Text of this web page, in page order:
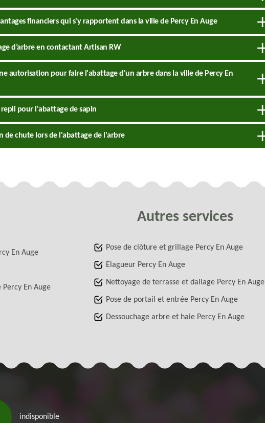
financiers qui s'y rapportent dans la ville de Percy En Auge
d’arbre en contactant Artisan RW
autorisation pour faire l'abattage d'un arbre dans la ville de Percy En
pour l'abattage de sapin
de chute lors de l'abattage de l'arbre
Autres services
En Auge
Percy En Auge
Pose de clôture et grillage Percy En Auge
Elagueur Percy En Auge
Nettoyage de terrasse et dallage Percy En Auge
Pose de portail et entrée Percy En Auge
Dessouchage arbre et haie Percy En Auge
indisponible